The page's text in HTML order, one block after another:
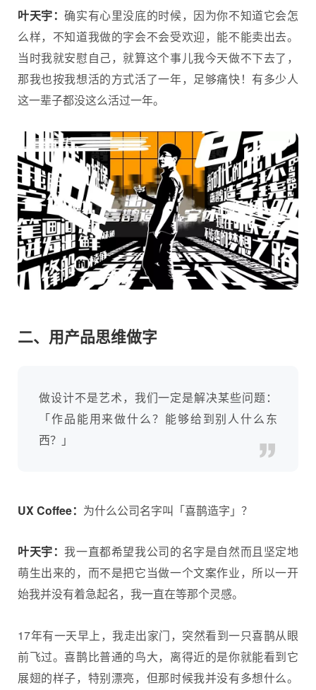
叶天宇：确实有心里没底的时候，因为你不知道它会怎
么样，不知道我做的字会不会受欢迎，能不能卖出去。
当时我就安慰自己，就算这个事儿我今天做不下去了，
那我也按我想活的方式活了一年，足够痛快！有多少人
这一辈子都没这么活过一年。
二、用产品思维做字
做设计不是艺术，我们一定是解决某些问题：
「作品能用来做什么？能够给到别人什么东
西？」
UX Coffee： 为什么公司名字叫「喜鹊造字」？
叶天宇：我一直都希望我公司的名字是自然而且坚定地
萌生出来的，而不是把它当做一个文案作业，所以一开
始我并没有着急起名，我一直在等那个灵感。
17年有一天早上，我走出家门，突然看到一只喜鹊从眼
前飞过。喜鹊比普通的鸟大，离得近的是你就能看到它
展翅的样子，特别漂亮，但那时候我并没有多想什么。